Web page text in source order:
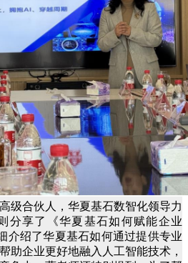
级合伙人，华夏基石数智化领导力
分享了《华夏基石如何赋能企业
介绍了华夏基石如何通过提供专业
助企业更好地融入人工智能技术，